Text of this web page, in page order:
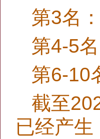
第3名
第4-5
第6-10
截至
已经产